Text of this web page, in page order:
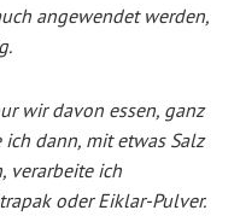
angewendet werden,
wir davon essen, ganz
dann, mit etwas Salz
verarbeite ich
oder Eiklar-Pulver.